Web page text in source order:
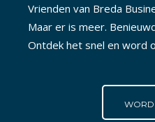
Vrienden van Breda
Maar er is meer.
Ontdek het snel en word
WORD